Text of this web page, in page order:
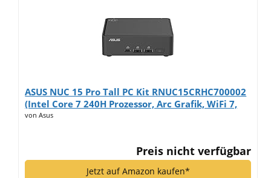
ASUS NUC 15 Pro Tall PC Kit RNUC15CRHC700002
(Intel Core 7 240H Prozessor, Arc Grafik, WiFi 7,
Bluetooth 5.4, ohne Betriebssystem, mit EU-
von Asus
Preis nicht verfügbar
Jetzt auf Amazon kaufen*